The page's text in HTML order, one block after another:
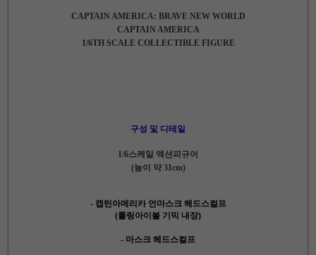
CAPTAIN AMERICA: BRAVE NEW WORLD
CAPTAIN AMERICA
1/6TH SCALE COLLECTIBLE FIGURE
구성 및 디테일
1/6스케일 액션피규어
(높이 약 31cm)
- 캡틴아메리카 언마스크 헤드스컬프
(롤링아이볼 기믹 내장)
- 마스크 헤드스컬프